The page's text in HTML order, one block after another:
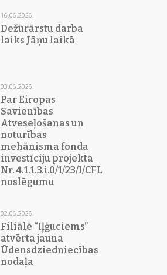
16.06.2026.
Dežūrārstu darba
laiks Jāņu laikā
03.06.2026.
Par Eiropas
Savienības
Atveseļošanas un
noturības
mehānisma fonda
investīciju projekta
Nr. 4.1.1.3.i.0/1/23/I/CFLA/015
noslēgumu
02.06.2026.
Filiālē “Iļģuciems”
atvērta jauna
Ūdensdziedniecības
nodaļa